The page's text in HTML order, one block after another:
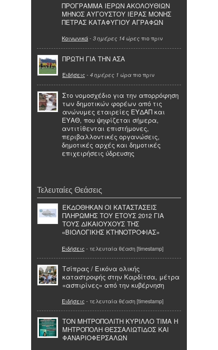
ΠΡΟΓΡΑΜΜΑ ΙΕΡΩΝ ΑΚΟΛΟΥΘΙΩΝ
ΜΗΝΟΣ ΑΥΓΟΥΣΤΟΥ ΙΕΡΑΣ ΜΟΝΗΣ
ΠΕΤΡΑΣ ΚΑΤΑΦΥΓΙΟΥ ΑΓΡΑΦΩΝ
Κοινωνικά- 3 ημέρες 14 ώρες πιο πριν
ΠΡΩΤΗ ΓΙΑ ΤΗΝ ΑΣΑ
Ειδήσεις - 4 ημέρες 1 ώρα πιο πριν
Στο νομοσχέδιο για την απορρόφηση
των δημοτικών φορέων από τις
ανώνυμες εταιρείες ΕΥΔΑΠ και
ΕΥΑΘ, που ψηφίζεται σήμερα,
αντιτίθενται επιστήμονες,
περιβαλλοντικές οργανώσεις,
δημοτικές αρχές και δημοτικές
επιχειρήσεις ύδρευσης
Τελευταίες Θεάσεις
ΕΚΔΟΘΗΚΑΝ ΟΙ ΚΑΤΑΣΤΑΣΕΙΣ
ΠΛΗΡΩΜΗΣ ΤΟΥ ΕΤΟΥΣ 2012 ΓΙΑ
ΤΟΥΣ ΔΙΚΑΙΟΥΧΟΥΣ ΤΗΣ
«ΒΙΟΛΟΓΙΚΗΣ ΚΤΗΝΟΤΡΟΦΙΑΣ»
Ειδήσεις - τελευταία θέαση [timestamp]
Τσίπρας / Εικόνα ολικής
καταστροφής στην Καρδίτσα, μέτρα
«ασπιρίνες» από την κυβέρνηση
Ειδήσεις - τελευταία θέαση [timestamp]
ΤΟΝ ΜΗΤΡΟΠΟΛΙΤΗ ΚΥΡΙΛΛΟ ΤΙΜΑ Η
ΜΗΤΡΟΠΟΛΗ ΘΕΣΣΑΛΙΩΤΙΔΟΣ ΚΑΙ
ΦΑΝΑΡΙΟΦΕΡΣΑΛΩΝ